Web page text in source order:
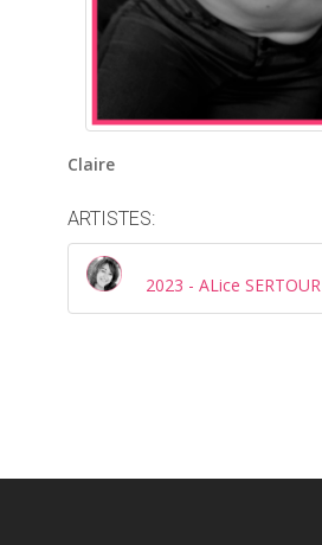
Claire
ARTISTES:
2023 - ALice SERTOUR